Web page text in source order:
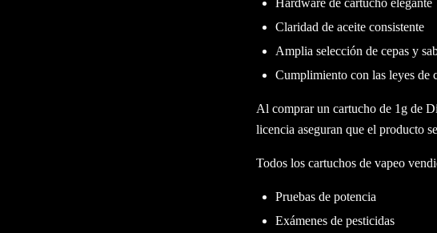
Hardware de cartucho elegante
Claridad de aceite consistente
Amplia selección de cepas y
Cumplimiento con las leyes de
Al comprar un cartucho de 1g de
licencia aseguran que el producto
Todos los cartuchos de vapeo
Pruebas de potencia
Exámenes de pesticidas